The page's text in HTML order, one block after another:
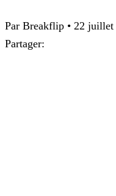
Par Breakflip • 22 juillet
Partager: